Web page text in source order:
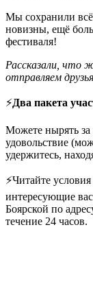
Мы сохранили
новизны, ещё
фестиваля!
Рассказали, что
отправляем
⚡️Два пакета
Можете нырять за
удовольствие
удержитесь,
⚡️Читайте
интересующие
Боярской по
течение 24 часов.